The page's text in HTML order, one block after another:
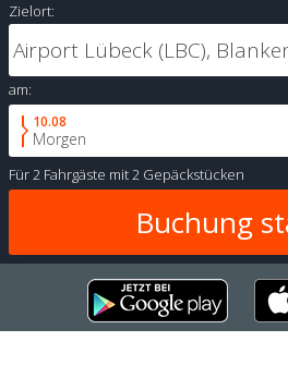
Zielort:
am:
10.08
Morgen
Für2 Fahrgäste mit2 Gepäckstücken